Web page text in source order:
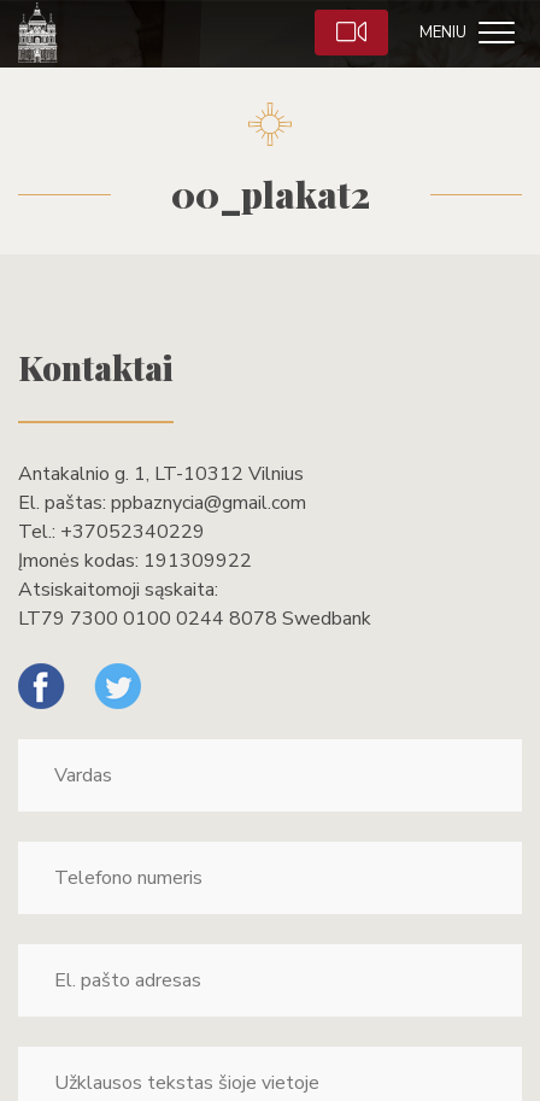
MENIU
00_plakat2
Kontaktai
Antakalnio g. 1, LT-10312 Vilnius
El. paštas: ppbaznycia@gmail.com
Tel.: +37052340229
Įmonės kodas: 191309922
Atsiskaitomoji sąskaita:
LT79 7300 0100 0244 8078 Swedbank